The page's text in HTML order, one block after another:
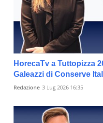
HorecaTv a Tuttopizza
Galeazzi di Conserve
Redazione 3 Lug 2026 16:35